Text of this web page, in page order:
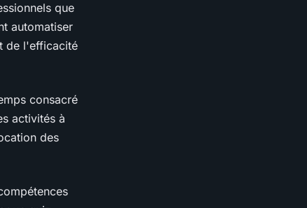
que
automatiser
de l'efficacité
consacré
activités à
des